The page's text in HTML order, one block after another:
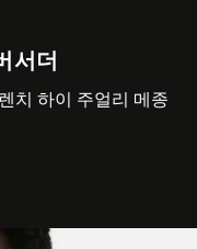
서더
치 하이 주얼리 메종